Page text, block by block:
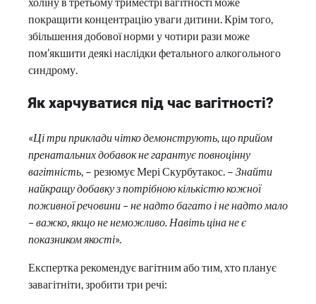
покращити концентрацію уваги дитини. Крім того,
збільшення добової норми у чотири рази може
пом’якшити деякі наслідки фетального алкогольного
синдрому.
Як харчуватися під час вагітності?
«Ці три приклади чітко демонструють, що прийом
пренатальних добавок не гарантує повноцінну
вагітність, – резюмує Мері Скурбутакос. – Знайти
найкращу добавку з потрібною кількістю кожної
поживної речовини – не надто багато і не надто мало
– важко, якщо не неможливо. Навіть ціна не є
показником якості».
Експертка рекомендує вагітним або тим, хто планує
завагітніти, зробити три речі: